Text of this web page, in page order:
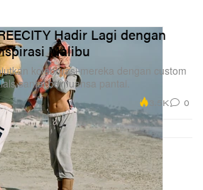
Hadir Lagi dengan
Malibu
kolaborasi mereka dengan custom
santai bernuansa pantai.
3.5K 0